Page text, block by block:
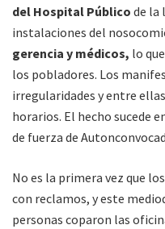
del Hospital Público de la
instalaciones del
gerencia y médicos, lo
los pobladores. Los
irregularidades y entre
horarios. El hecho sucede
de fuerza de
No es la primera vez que
con reclamos, y este
personas coparon las